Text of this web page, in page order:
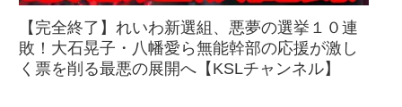
【完全終了】れいわ新選組、悪夢の選挙１０連
敗！大石晃子・八幡愛ら無能幹部の応援が激し
く票を削る最悪の展開へ【KSLチャンネル】